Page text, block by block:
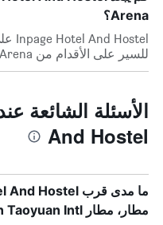
Arena؟
للسير على الأقدام من Taipei Arena، مدينة تايبيه.
And Hostel
مطار، مطار Taiwan Taoyuan Intl؟